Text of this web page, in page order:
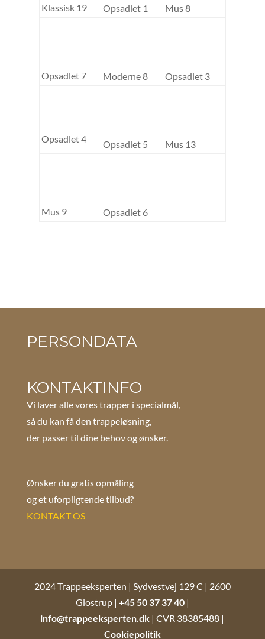
Klassisk 19 Opsadlet 1 Mus 8
Opsadlet 7 Moderne 8 Opsadlet 3
Opsadlet 4 Opsadlet 5 Mus 13
Mus 9 Opsadlet 6
PERSONDATA
KONTAKTINFO
Vi laver alle vores trapper i specialmål,
så du kan få den trappeløsning,
der passer til dine behov og ønsker.
Ønsker du gratis opmåling
og et uforpligtende tilbud?
KONTAKT OS
2024 Trappeeksperten | Sydvestvej 129 C | 2600
Glostrup | +45 50 37 37 40|
info@trappeeksperten.dk | CVR 38385488 |
Cookiepolitik